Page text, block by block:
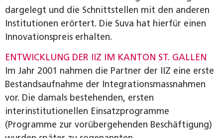
dargelegt und die Schnittstellen mit den anderen
Institutionen erörtert. Die Suva hat hierfür einen
Innovationspreis erhalten.
ENTWICKLUNG DER IIZ IM KANTON ST. GALLEN
Im Jahr 2001 nahmen die Partner der IIZ eine erste
Bestandsaufnahme der Integrationsmassnahmen
vor. Die damals bestehenden, ersten
interinstitutionellen Einsatzprogramme
(Programme zur vorübergehenden Beschäftigung)